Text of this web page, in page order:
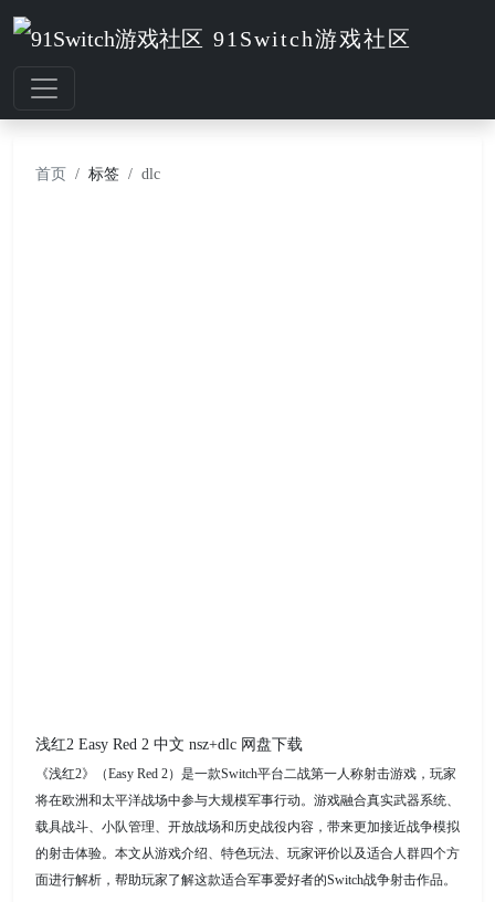
91Switch游戏社区
首页 标签 dlc
浅红2 Easy Red 2 中文 nsz+dlc 网盘下载
《浅红2》（Easy Red 2）是一款Switch平台二战第一人称射击游戏，玩家
将在欧洲和太平洋战场中参与大规模军事行动。游戏融合真实武器系统、
载具战斗、小队管理、开放战场和历史战役内容，带来更加接近战争模拟
的射击体验。本文从游戏介绍、特色玩法、玩家评价以及适合人群四个方
面进行解析，帮助玩家了解这款适合军事爱好者的Switch战争射击作品。